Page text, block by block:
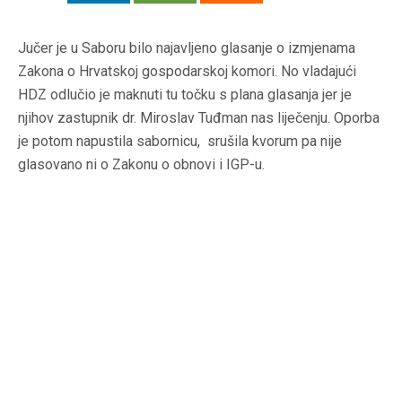
Jučer je u Saboru bilo najavljeno glasanje o izmjenama
Zakona o Hrvatskoj gospodarskoj komori. No vladajući
HDZ odlučio je maknuti tu točku s plana glasanja jer je
njihov zastupnik dr. Miroslav Tuđman nas liječenju. Oporba
je potom napustila sabornicu, srušila kvorum pa nije
glasovano ni o Zakonu o obnovi i IGP-u.